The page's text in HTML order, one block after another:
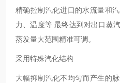
精确控制汽化进口的水流量和
力、温度等 最终达到对出口蒸
蒸发量大范围精准可调。
采用特殊汽化结构
大幅抑制汽化不均匀而产生的